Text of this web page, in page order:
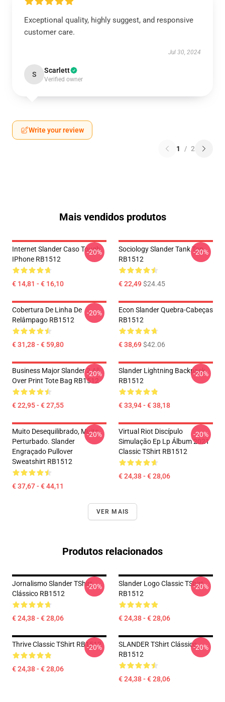
Exceptional quality, highly suggest, and responsive
customer care.
Jul 30, 2024
S Scarlett
Verified owner
Write your review
1 / 2
Mais vendidos produtos
Internet Slander Caso Tough
IPhone RB1512
€ 14,81 - € 16,10
-20%
Sociology Slander Tank Top
RB1512
€ 22,49$24.45
-20%
Cobertura De Linha De
Relâmpago RB1512
€ 31,28 - € 59,80
-20%
Econ Slander Quebra-Cabeças
RB1512
€ 38,69$42.06
Business Major Slander 2 All
Over Print Tote Bag RB1512
€ 22,95 - € 27,55
-20%
Slander Lightning Backpack
RB1512
€ 33,94 - € 38,18
-20%
Muito Desequilibrado, Muito
Perturbado. Slander
Engraçado Pullover
Sweatshirt RB1512
€ 37,67 - € 44,11
-20%
Virtual Riot Discípulo
Simulação Ep Lp Álbum 2021
Classic TShirt RB1512
€ 24,38 - € 28,06
-20%
VER MAIS
Produtos relacionados
Jornalismo Slander TShirt
Clássico RB1512
€ 24,38 - € 28,06
-20%
Slander Logo Classic TShirt
RB1512
€ 24,38 - € 28,06
-20%
Thrive Classic TShirt RB1512
€ 24,38 - € 28,06
-20%
SLANDER TShirt Clássico
RB1512
€ 24,38 - € 28,06
-20%